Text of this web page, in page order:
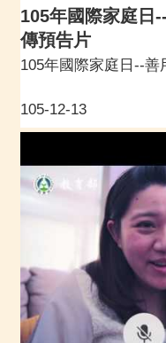
105年國際家庭日
傳預告片
105-12-13
105年國際家庭日--善